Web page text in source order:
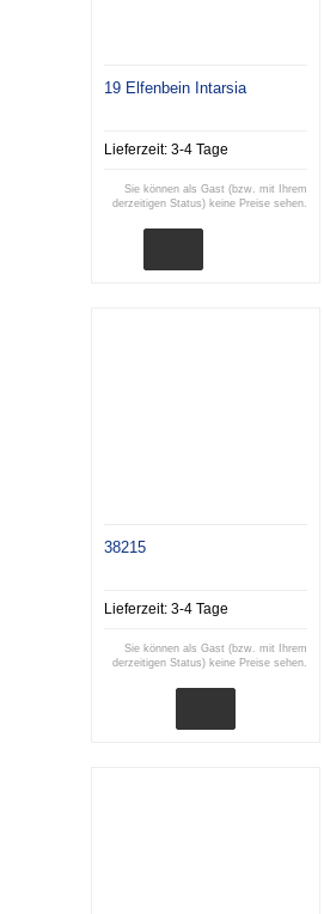
19 Elfenbein Intarsia
Lieferzeit: 3-4 Tage
Sie können als Gast (bzw. mit Ihrem
derzeitigen Status) keine Preise sehen.
38215
Lieferzeit: 3-4 Tage
Sie können als Gast (bzw. mit Ihrem
derzeitigen Status) keine Preise sehen.